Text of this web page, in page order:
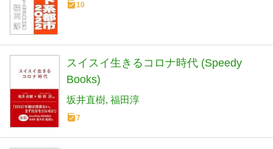
10
スイスイ生きるコロナ時代 (Speedy
Books)
坂井直樹 福田淳
7